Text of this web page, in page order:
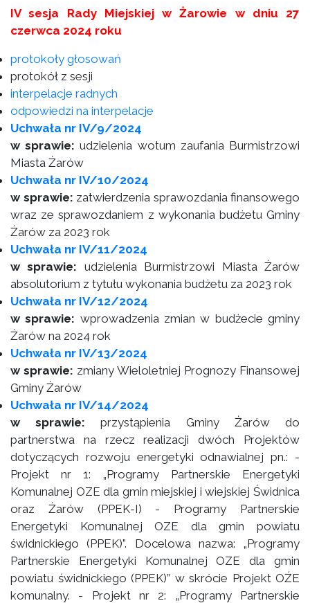
IV sesja Rady Miejskiej w Żarowie w dniu 27
czerwca 2024 roku
protokoły głosowań
protokół z sesji
interpelacje radnych
odpowiedzi na interpelacje
Uchwała nr IV/9/2024
w sprawie:udzielenia wotum zaufania Burmistrzowi
Miasta Żarów
Uchwała nr IV/10/2024
w sprawie: zatwierdzenia sprawozdania finansowego
wraz ze sprawozdaniem z wykonania budżetu Gminy
Żarów za 2023 rok
Uchwała nr IV/11/2024
w sprawie: udzielenia Burmistrzowi Miasta Żarów
absolutorium z tytułu wykonania budżetu za 2023 rok
Uchwała nr IV/12/2024
w sprawie: wprowadzenia zmian w budżecie gminy
Żarów na 2024 rok
Uchwała nr IV/13/2024
w sprawie: zmiany Wieloletniej Prognozy Finansowej
Gminy Żarów
Uchwała nr IV/14/2024
w sprawie: przystąpienia Gminy Żarów do
partnerstwa na rzecz realizacji dwóch Projektów
dotyczących rozwoju energetyki odnawialnej pn.: -
Projekt nr 1: „Programy Partnerskie Energetyki
Komunalnej OZE dla gmin miejskiej i wiejskiej Świdnica
oraz Żarów (PPEK-I) - Programy Partnerskie
Energetyki Komunalnej OZE dla gmin powiatu
świdnickiego (PPEK)”. Docelowa nazwa: „Programy
Partnerskie Energetyki Komunalnej OZE dla gmin
powiatu świdnickiego (PPEK)” w skrócie Projekt OŹE
komunalny. - Projekt nr 2: „Programy Partnerskie